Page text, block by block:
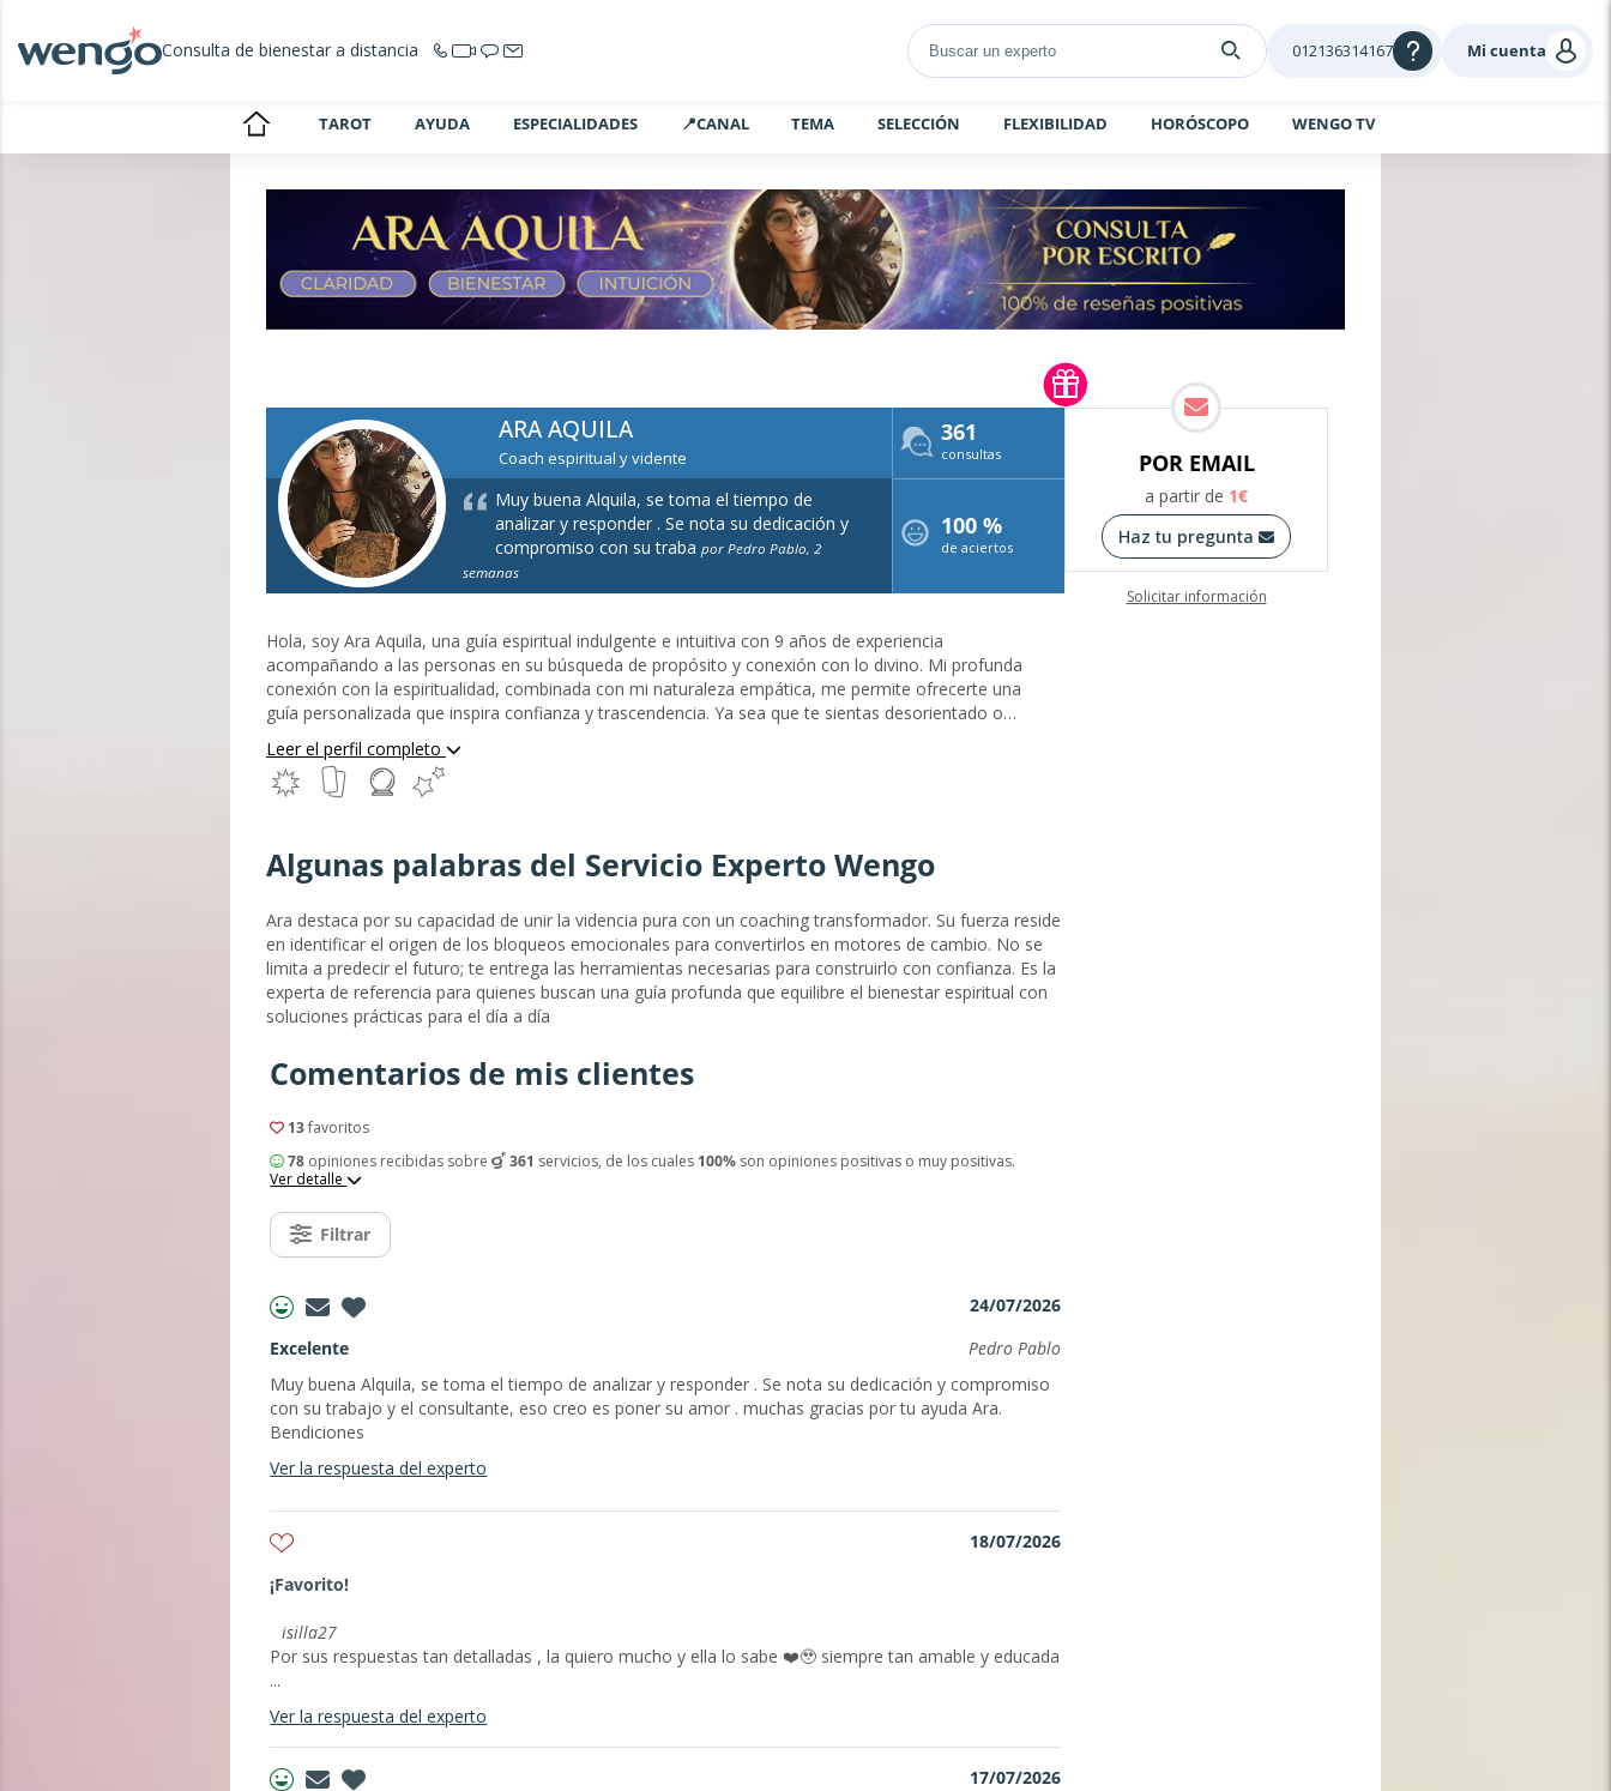
Consulta de bienestar a distancia Mi cuenta
012136314167
TAROT AYUDA ESPECIALIDADES 📍CANAL TEMA SELECCIÓN FLEXIBILIDAD HORÓSCOPO WENGO TV
ARA AQUILA
Coach espiritual y vidente
361
consultas
Muy buena Alquila, se toma el tiempo de
analizar y responder . Se nota su dedicación y
compromiso con su traba por Pedro Pablo, 2
semanas
100 %
de aciertos
Hola, soy Ara Aquila, una guía espiritual indulgente e intuitiva con 9 años de experiencia
acompañando a las personas en su búsqueda de propósito y conexión con lo divino. Mi profunda
conexión con la espiritualidad, combinada con mi naturaleza empática, me permite ofrecerte una
guía personalizada que inspira confianza y trascendencia. Ya sea que te sientas desorientado o
del Sendero Sagrado y Exploradora del Ser - 9 años de ExperienciaHola, soy Ara Aquila, una guía
espiritual indulgente e intuitiva con 9 años de experiencia acompañando a las personas en su
Leer el perfil completo
Algunas palabras del Servicio Experto Wengo
Ara destaca por su capacidad de unir la videncia pura con un coaching transformador. Su fuerza reside
en identificar el origen de los bloqueos emocionales para convertirlos en motores de cambio. No se
limita a predecir el futuro; te entrega las herramientas necesarias para construirlo con confianza. Es la
experta de referencia para quienes buscan una guía profunda que equilibre el bienestar espiritual con
soluciones prácticas para el día a día
Comentarios de mis clientes
13favoritos
78 opiniones recibidas sobre 361 servicios, de los cuales 100% son opiniones positivas o muy positivas.
Ver detalle
Filtrar
24/07/2026
Excelente
Pedro Pablo
Muy buena Alquila, se toma el tiempo de analizar y responder . Se nota su dedicación y compromiso
con su trabajo y el consultante, eso creo es poner su amor . muchas gracias por tu ayuda Ara.
Bendiciones
Ver la respuesta del experto
¡Favorito!
18/07/2026
isilla27
Por sus respuestas tan detalladas , la quiero mucho y ella lo sabe ❤️🥹 siempre tan amable y educada
...
Ver la respuesta del experto
17/07/2026
POR EMAIL
a partir de 1€
Haz tu pregunta
Solicitar información